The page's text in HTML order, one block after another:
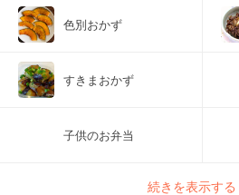
色別おかず
すきまおかず
子供のお弁当
続きを表示する